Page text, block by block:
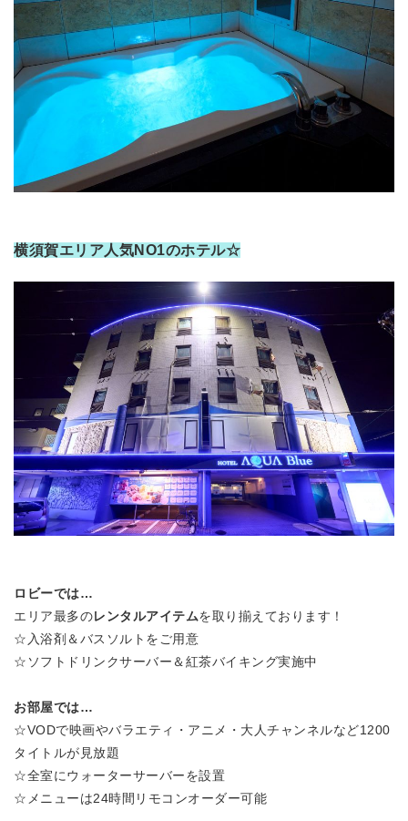
横須賀エリア人気NO1のホテル☆
ロビーでは…
エリア最多のレンタルアイテムを取り揃えております！
☆入浴剤＆バスソルトをご用意
☆ソフトドリンクサーバー＆紅茶バイキング実施中
お部屋では…
☆VODで映画やバラエティ・アニメ・大人チャンネルなど1200
タイトルが見放題
☆全室にウォーターサーバーを設置
☆メニューは24時間リモコンオーダー可能